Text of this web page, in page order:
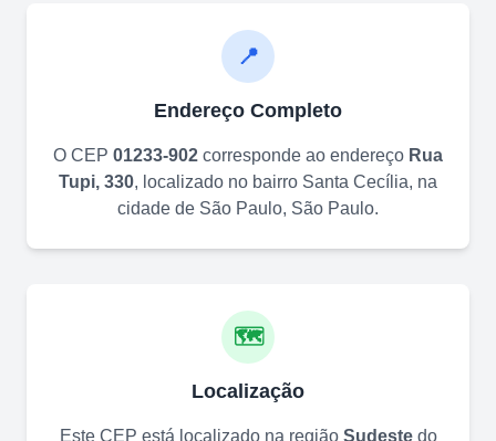
📍
Endereço Completo
O CEP 01233-902 corresponde ao endereço Rua
Tupi, 330, localizado no bairro Santa Cecília, na
cidade de São Paulo, São Paulo.
🗺️
Localização
Este CEP está localizado na região Sudestedo